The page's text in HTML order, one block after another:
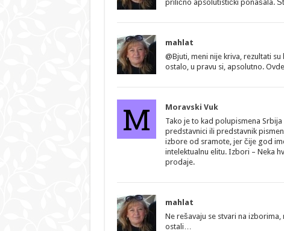
prilično apsolutistički ponašala.
mahlat
@Bjuti, meni nije kriva, rezultati
ostalo, u pravu si, apsolutno.
M Moravski Vuk
Tako je to kad polupismena
predstavnici ili predstavnik
izbore od sramote, jer čije god
intelektualnu elitu. Izbori – Neka
prodaje.
mahlat
Ne rešavaju se stvari na
ostali…